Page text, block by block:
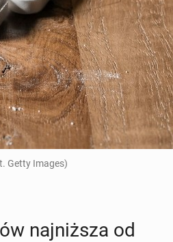
Getty Images)
naj­niż­sza od